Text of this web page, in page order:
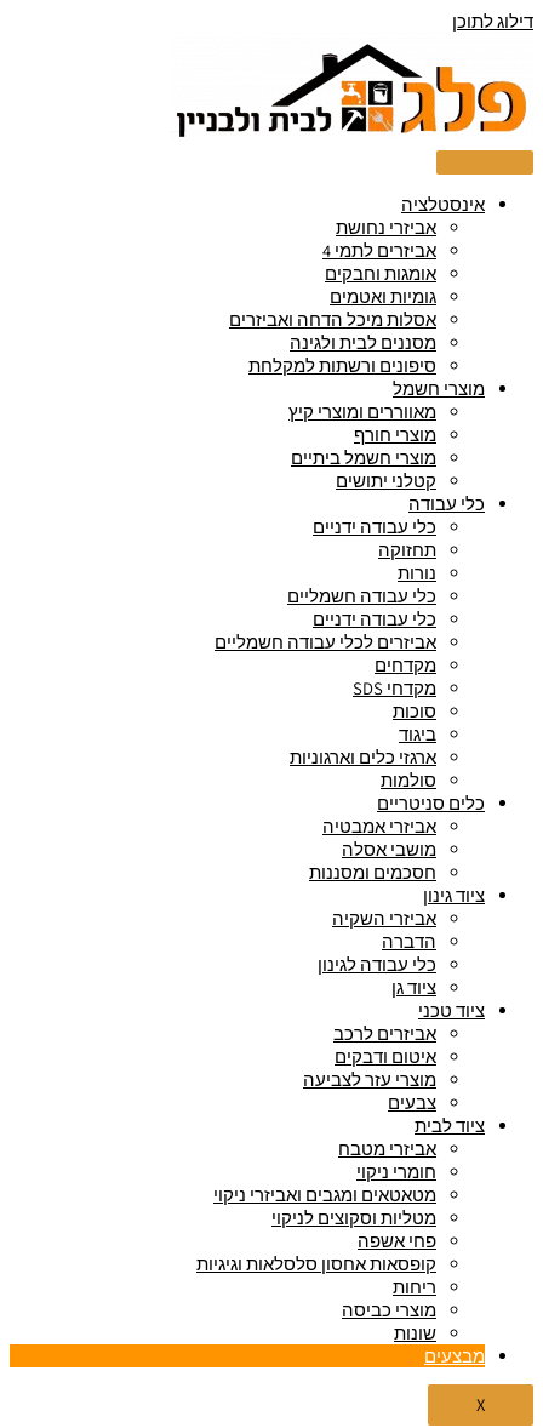
דילוג לתוכן
אינסטלציה
אביזרי נחושת
אביזרים לתמי 4
אומגות וחבקים
גומיות ואטמים
אסלות מיכל הדחה ואביזרים
מסננים לבית ולגינה
סיפונים ורשתות למקלחת
מוצרי חשמל
מאווררים ומוצרי קיץ
מוצרי חורף
מוצרי חשמל ביתיים
קטלני יתושים
כלי עבודה
כלי עבודה ידניים
תחזוקה
נורות
כלי עבודה חשמליים
כלי עבודה ידניים
אביזרים לכלי עבודה חשמליים
מקדחים
מקדחי SDS
סוכות
ביגוד
ארגזי כלים וארגוניות
סולמות
כלים סניטריים
אביזרי אמבטיה
מושבי אסלה
חסכמים ומסננות
ציוד גינון
אביזרי השקיה
הדברה
כלי עבודה לגינון
ציוד גן
ציוד טכני
אביזרים לרכב
איטום ודבקים
מוצרי עזר לצביעה
צבעים
ציוד לבית
אביזרי מטבח
חומרי ניקוי
מטאטאים ומגבים ואביזרי ניקוי
מטליות וסקוצים לניקוי
פחי אשפה
קופסאות אחסון סלסלאות וגיגיות
ריחות
מוצרי כביסה
שונות
מבצעים
X